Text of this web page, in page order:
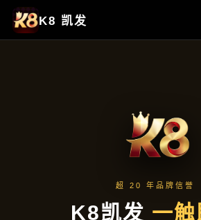
主营产品
首页 主营产品